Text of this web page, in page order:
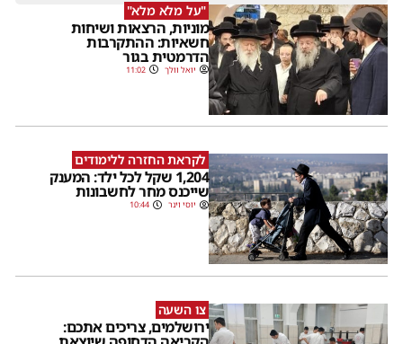
"על מלא מלא"
מוניות, הרצאות ושיחות
חשאיות: ההתקרבות
הדרמטית בגור
יואל וולך 11:02
לקראת החזרה ללימודים
1,204 שקל לכל ילד: המענק
שייכנס מחר לחשבונות
יוסי וינר 10:44
צו השעה
ירושלמים, צריכים אתכם: